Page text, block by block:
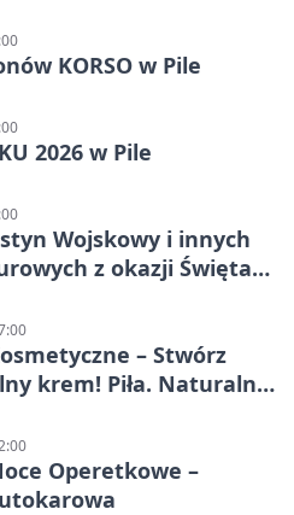
KORSO w Pile
2026 w Pile
Wojskowy i innych
z okazji Święta
– Stwórz
krem! Piła. Naturalna
Operetkowe –